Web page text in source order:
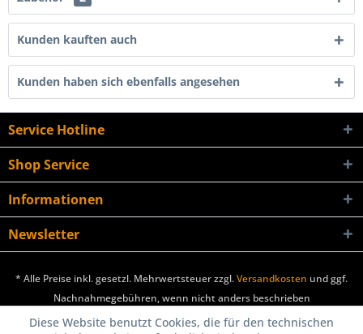
Kunden kauften auch
Kunden haben sich ebenfalls angesehen
Service Hotline
Shop Service
Informationen
Newsletter
* Alle Preise inkl. gesetzl. Mehrwertsteuer zzgl.Versandkosten und ggf.
Nachnahmegebühren, wenn nicht anders beschrieben
Diese Website benutzt Cookies, die für den technischen